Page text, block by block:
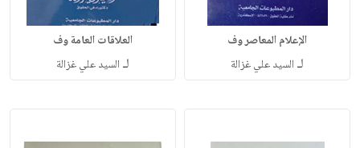
الإعلام المعاصر وف
لـ السيد علي غزالة
العلاقات العامة وف
لـ السيد علي غزالة